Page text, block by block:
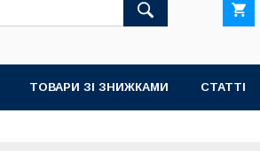
ТОВАРИ ЗІ ЗНИЖКАМИ СТАТТІ